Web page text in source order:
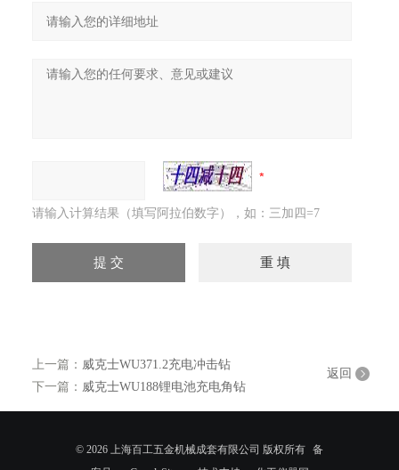
请输入计算结果（填写阿拉伯数字），如：三加四=7
上一篇： 威克士WU371.2充电冲击钻
下一篇： 威克士WU188锂电池充电角钻
返回
© 2026 上海百工五金机械成套有限公司 版权所有 备